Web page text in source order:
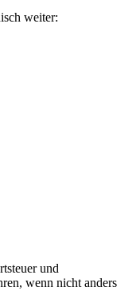
weiter:
und
wenn nicht anders